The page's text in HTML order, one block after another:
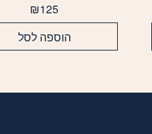
₪125
הוספה לסל